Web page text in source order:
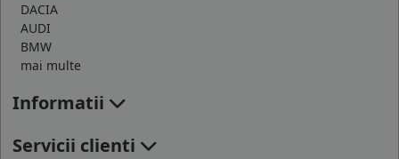
DACIA
AUDI
BMW
mai multe
Informatii
Servicii clienti